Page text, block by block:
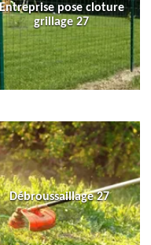
Entreprise pose cloture
grillage 27
Débroussaillage 27